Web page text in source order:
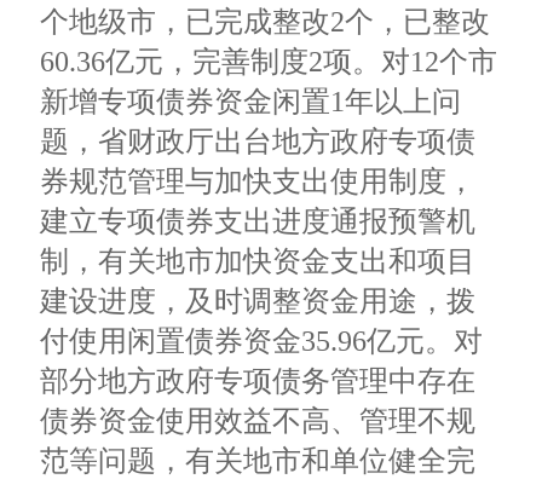
个地级市，已完成整改2个，已整改
60.36亿元，完善制度2项。对12个市
新增专项债券资金闲置1年以上问
题，省财政厅出台地方政府专项债
券规范管理与加快支出使用制度，
建立专项债券支出进度通报预警机
制，有关地市加快资金支出和项目
建设进度，及时调整资金用途，拨
付使用闲置债券资金35.96亿元。对
部分地方政府专项债务管理中存在
债券资金使用效益不高、管理不规
范等问题，有关地市和单位健全完